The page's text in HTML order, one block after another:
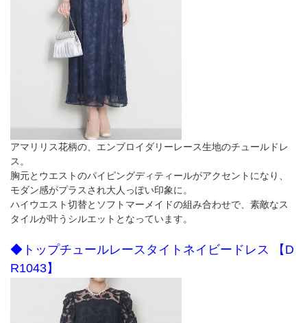
アマリリス花柄の、エンブロイダリーレース生地のチュールドレ
ス。
胸元とウエストのパイピングディティールがアクセントになり、
モダン感がプラスされ大人っぽい印象に。
ハイウエスト切替とソフトマーメイドの組み合わせで、素敵なス
タイルが叶うシルエットとなっています。
◆トップチュールレースタイトネイビードレス 【D
R1043】